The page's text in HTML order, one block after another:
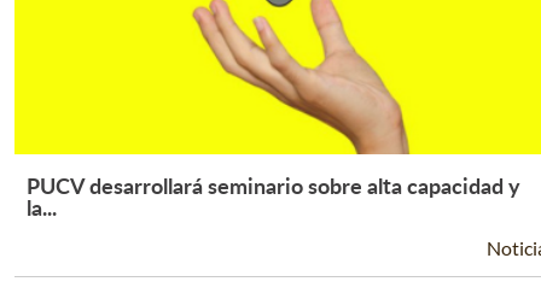
Leer Más +
PUCV desarrollará seminario sobre alta capacidad y
la...